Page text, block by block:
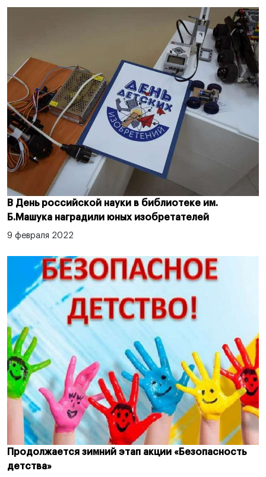
В День российской науки в библиотеке им.
Б.Машука наградили юных изобретателей
9 февраля 2022
Продолжается зимний этап акции «Безопасность
детства»